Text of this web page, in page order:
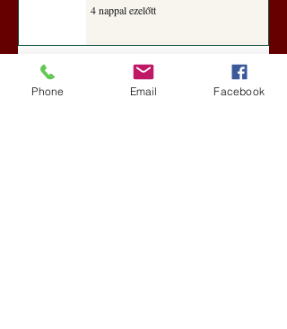
4 nappal ezelőtt
Darai Lajos: Naplóbölcsességeim
Phone Email Facebook